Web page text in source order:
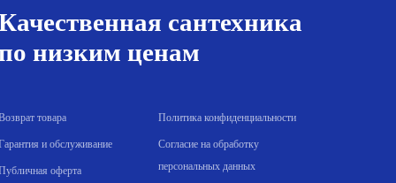
сантехника
низким ценам
товара
и обслуживание
оферта
Политика конфиденциальности
Согласие на обработку
персональных данных